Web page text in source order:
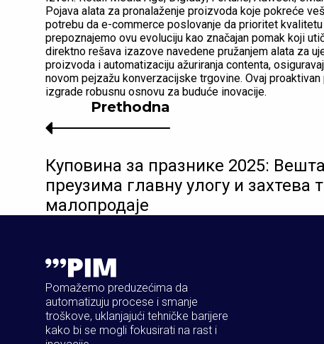
Pojava alata za pronalaženje proizvoda koje pokreće
potrebu da e-commerce poslovanje da prioritet
prepoznajemo ovu evoluciju kao značajan pomak koji
direktno rešava izazove navedene pružanjem alata za
proizvoda i automatizaciju ažuriranja contenta,
novom pejzažu konverzacijske trgovine. Ovaj
izgrade robusnu osnovu za buduće inovacije.
Prethodna
Куповина за празникe 2025:
преузима главну улогу и захтева
малопродаје
Pomažemo preduzećima da
automatizuju procese i smanje
troškove, uklanjajući tehničke barijere
kako bi se mogli fokusirati na rast i